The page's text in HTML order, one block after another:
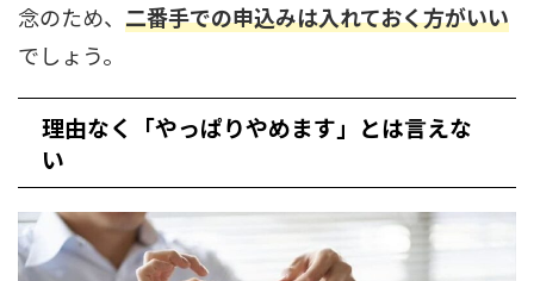
念のため、 二番手での申込みは入れておく方がいい
でしょう。
理由なく「やっぱりやめます」とは言えな
い